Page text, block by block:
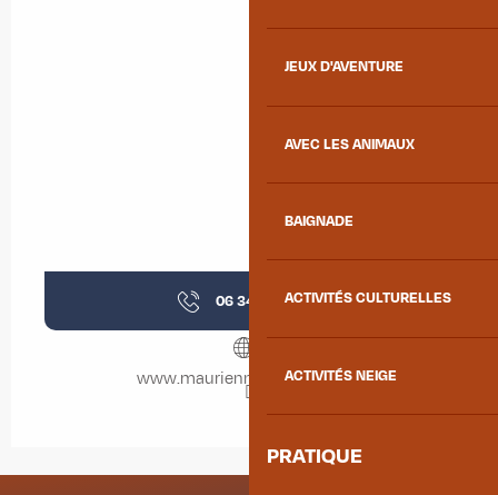
JEUX D'AVENTURE
AVEC LES ANIMAUX
BAIGNADE
ACTIVITÉS CULTURELLES
ACTIVITÉS NEIGE
PRATIQUE
06 34 14 83▒▒
www.maurienne-laveries.com